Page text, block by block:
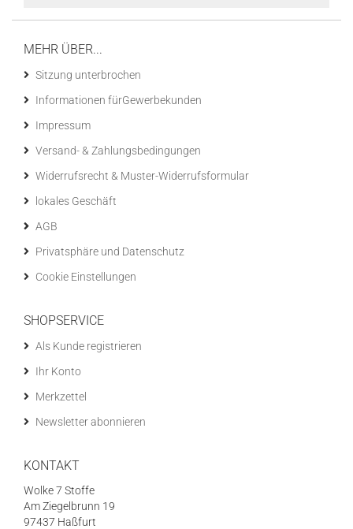
MEHR ÜBER...
Sitzung unterbrochen
Informationen fürGewerbekunden
Impressum
Versand- & Zahlungsbedingungen
Widerrufsrecht & Muster-Widerrufsformular
lokales Geschäft
AGB
Privatsphäre und Datenschutz
Cookie Einstellungen
SHOPSERVICE
Als Kunde registrieren
Ihr Konto
Merkzettel
Newsletter abonnieren
KONTAKT
Wolke 7 Stoffe
Am Ziegelbrunn 19
97437 Haßfurt